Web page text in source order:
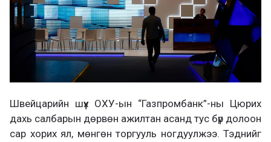
Швейцарийн шүүх ОХУ-ын “Газпромбанк”-ны Цюрих
дахь салбарын дөрвөн ажилтан асанд тус бүр долоон
сар хорих ял, мөнгөн торгууль ногдуулжээ. Тэднийг